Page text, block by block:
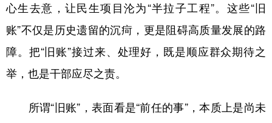
地方频道
北京 天津 河北 山西
浙江 安徽 福建 江西
心生去意，让民生项目沦为“半拉子工程”。这些“旧
账”不仅是历史遗留的沉疴，更是阻碍高质量发展的路
障。把“旧账”接过来、处理好，既是顺应群众期待之
举，也是干部应尽之责。
所谓“旧账”，表面看是“前任的事”，本质上是尚未